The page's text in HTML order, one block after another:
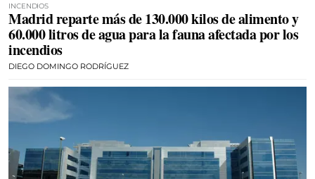
INCENDIOS
Madrid reparte más de 130.000 kilos de alimento y
60.000 litros de agua para la fauna afectada por los
incendios
DIEGO DOMINGO RODRÍGUEZ